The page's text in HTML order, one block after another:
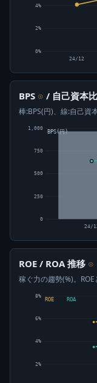
0%
2%
4%
24/12
BPS ⊙ / 自己資本
棒:BPS(円)、線:自己資
0
250
500
750
1,000
24/
BPS(円)
ROE / ROA 推移 ⊙
稼ぐ力の趨勢(%)。
2%
4%
6%
8%
ROE ROA